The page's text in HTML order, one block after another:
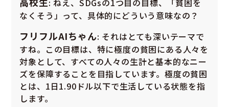
: ねえ、SDGsの1つ目の目標、「貧困を
なくそう」って、具体的にどういう意味なの？
フリフルAIちゃん: それはとても深いテーマで
すね。この目標は、特に極度の貧困にある人々を
対象として、すべての人々の生計と基本的なニー
ズを保障することを目指しています。極度の貧困
とは、1日1.90ドル以下で生活している状態を指
します。